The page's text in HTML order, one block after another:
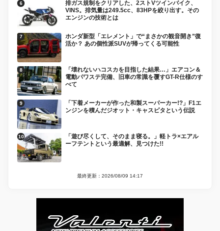
排ガス規制をクリアした、2ストVツインバイク、
VINS。排気量は249.5cc、83HPを絞り出す。その
エンジンの技術とは
ホンダ新型「エレメント」で“まさかの観音開き”復
活か？ あの個性派SUVが帰ってくる可能性
「壊れないハコスカを目指した結果…」エアコン＆
電動パワステ完備、旧車の常識を覆すGT-R仕様のす
べて
「下着メーカーが作った和製スーパーカー!?」F1エ
ンジンを積んだジオット・キャスピタという伝説
「遊び尽くして、そのまま寝る。」軽トラ×エアル
ーフテントという最適解、見つけた!!
最終更新：2026/08/09 14:17